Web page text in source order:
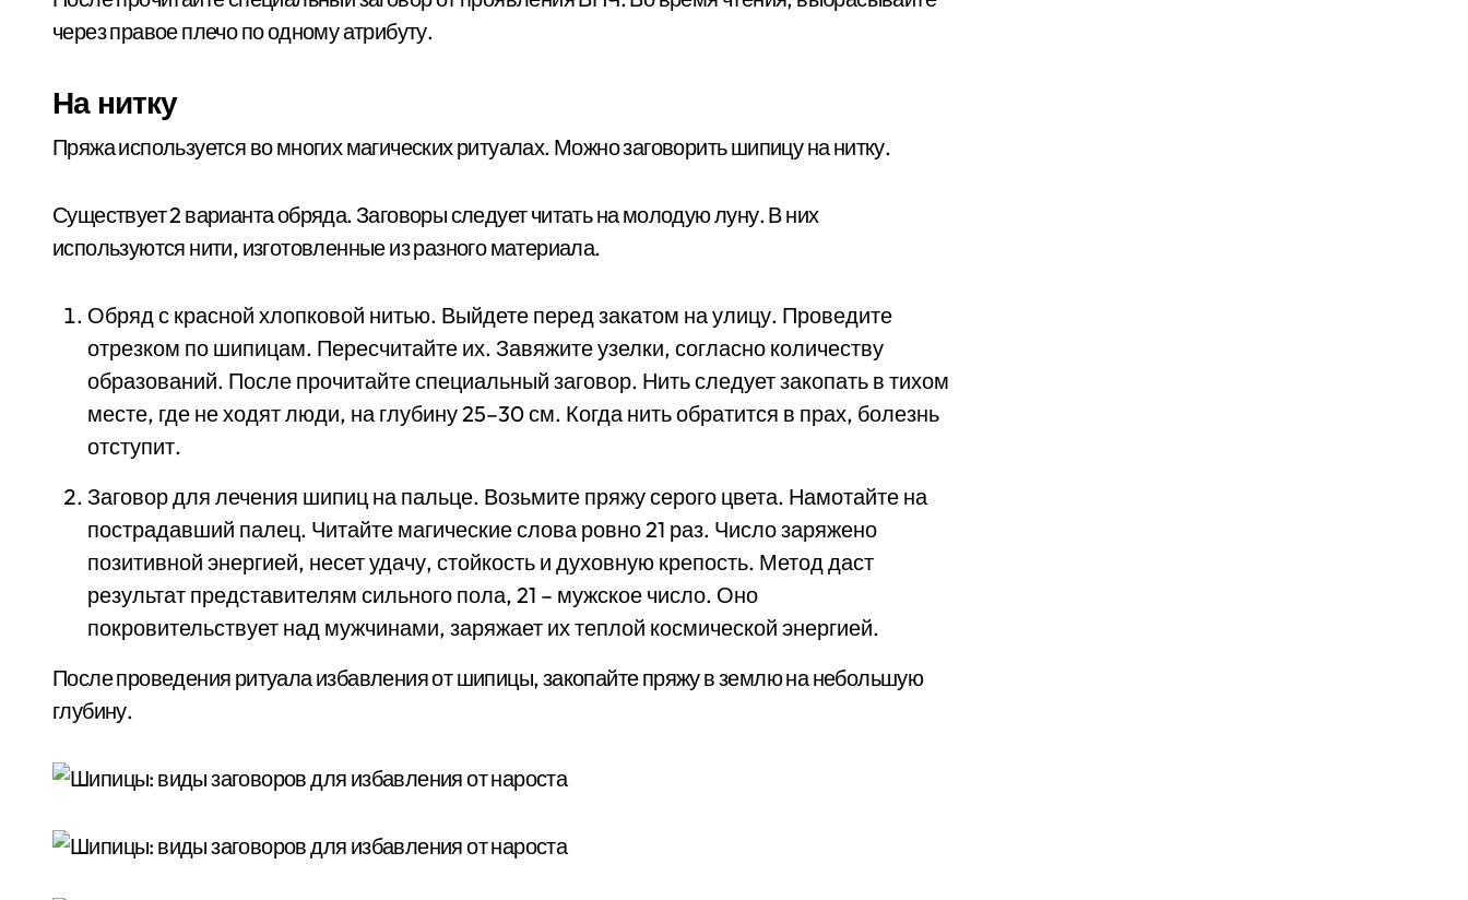
через правое плечо по одному атрибуту.
На нитку
Пряжа используется во многих магических ритуалах. Можно заговорить шипицу на нитку.
Существует 2 варианта обряда. Заговоры следует читать на молодую луну. В них
используются нити, изготовленные из разного материала.
Обряд с красной хлопковой нитью. Выйдете перед закатом на улицу. Проведите
отрезком по шипицам. Пересчитайте их. Завяжите узелки, согласно количеству
образований. После прочитайте специальный заговор. Нить следует закопать в тихом
месте, где не ходят люди, на глубину 25–30 см. Когда нить обратится в прах, болезнь
отступит.
Заговор для лечения шипиц на пальце. Возьмите пряжу серого цвета. Намотайте на
пострадавший палец. Читайте магические слова ровно 21 раз. Число заряжено
позитивной энергией, несет удачу, стойкость и духовную крепость. Метод даст
результат представителям сильного пола, 21 – мужское число. Оно
покровительствует над мужчинами, заряжает их теплой космической энергией.
После проведения ритуала избавления от шипицы, закопайте пряжу в землю на небольшую
глубину.